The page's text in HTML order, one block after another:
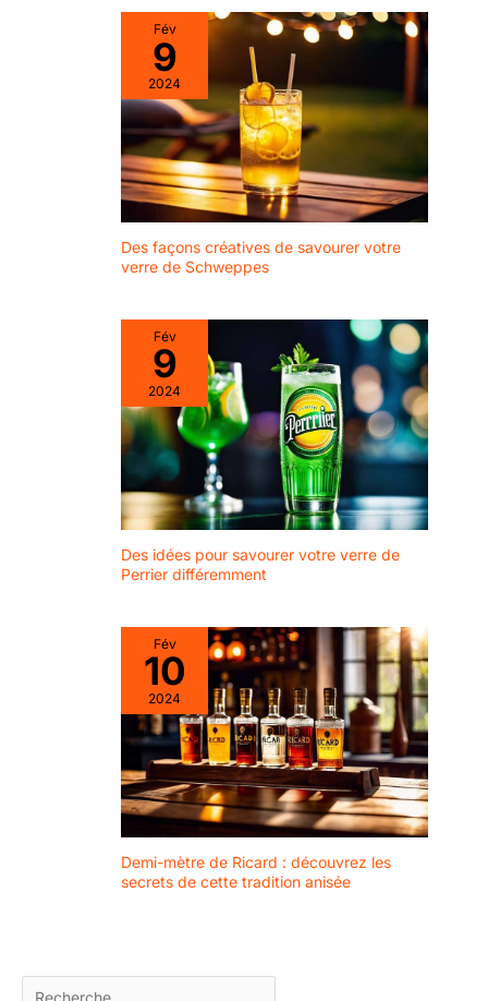
Fév
9
2024
Des façons créatives de savourer votre
verre de Schweppes
Fév
9
2024
Des idées pour savourer votre verre de
Perrier différemment
Fév
10
2024
Demi-mètre de Ricard : découvrez les
secrets de cette tradition anisée